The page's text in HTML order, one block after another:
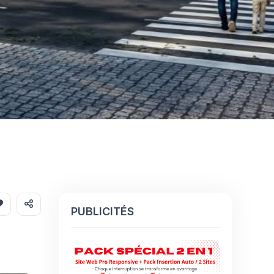
PUBLICITÉS